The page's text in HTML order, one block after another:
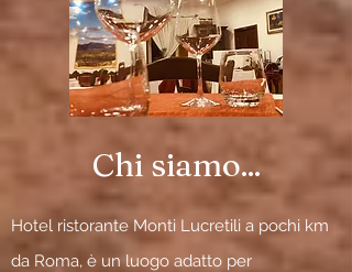
Chi siamo...
Hotel ristorante Monti Lucretili a pochi km
da Roma, è un luogo adatto per